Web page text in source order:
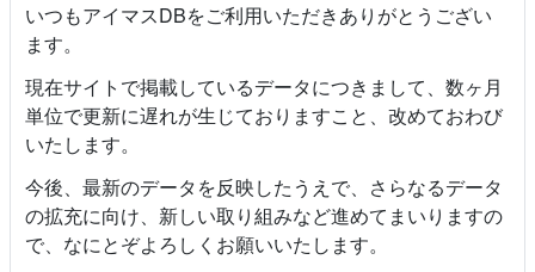
いつもアイマスDBをご利用いただきありがとうござい
ます。
現在サイトで掲載しているデータにつきまして、数ヶ月
単位で更新に遅れが生じておりますこと、改めておわび
いたします。
今後、最新のデータを反映したうえで、さらなるデータ
の拡充に向け、新しい取り組みなど進めてまいりますの
で、なにとぞよろしくお願いいたします。